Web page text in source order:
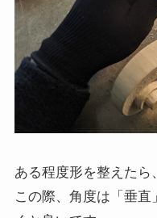
ある程度形を整えたら
この際、角度は「垂